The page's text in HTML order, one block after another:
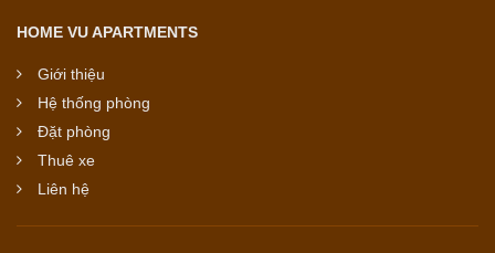
HOME VU APARTMENTS
Giới thiệu
Hệ thống phòng
Đặt phòng
Thuê xe
Liên hệ